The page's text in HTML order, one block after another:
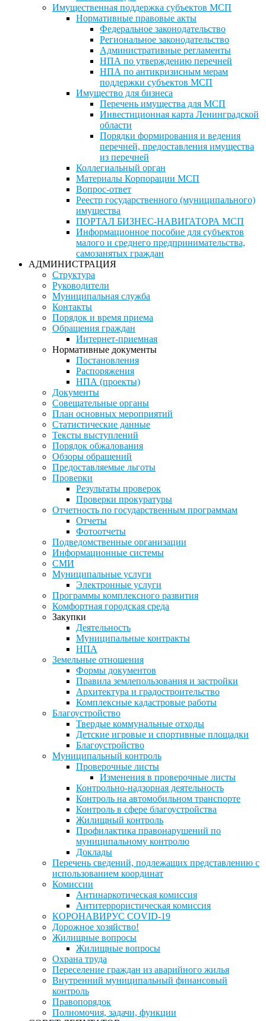
Имущественная поддержка субъектов МСП
Нормативные правовые акты
Федеральное законодательство
Региональное законодательство
Административные регламенты
НПА по утверждению перечней
НПА по антикризисным мерам
поддержки субъектов МСП
Имущество для бизнеса
Перечень имущества для МСП
Инвестиционная карта Ленинградской
области
Порядки формирования и ведения
перечней, предоставления имущества
из перечней
Коллегиальный орган
Материалы Корпорации МСП
Вопрос-ответ
Реестр государственного (муниципального)
имущества
ПОРТАЛ БИЗНЕС-НАВИГАТОРА МСП
Информационное пособие для субъектов
малого и среднего предпринимательства,
самозанятых граждан
АДМИНИСТРАЦИЯ
Структура
Руководители
Муниципальная служба
Контакты
Порядок и время приема
Обращения граждан
Интернет-приемная
Нормативные документы
Постановления
Распоряжения
НПА (проекты)
Документы
Совещательные органы
План основных мероприятий
Статистические данные
Тексты выступлений
Порядок обжалования
Обзоры обращений
Предоставляемые льготы
Проверки
Результаты проверок
Проверки прокуратуры
Отчетность по государственным программам
Отчеты
Фотоотчеты
Подведомственные организации
Информационные системы
СМИ
Муниципальные услуги
Электронные услуги
Программы комплексного развития
Комфортная городская среда
Закупки
Деятельность
Муниципальные контракты
НПА
Земельные отношения
Формы документов
Правила землепользования и застройки
Архитектура и градостроительство
Комплексные кадастровые работы
Благоустройство
Твердые коммунальные отходы
Детские игровые и спортивные площадки
Благоустройство
Муниципальный контроль
Проверочные листы
Изменения в проверочные листы
Контрольно-надзорная деятельность
Контроль на автомобильном транспорте
Контроль в сфере благоустройства
Жилищный контроль
Профилактика правонарушений по
муниципальному контролю
Доклады
Перечень сведений, подлежащих представлению с
использованием координат
Комиссии
Антинаркотическая комиссия
Антитеррористическая комиссия
КОРОНАВИРУС COVID-19
Дорожное хозяйство!
Жилищные вопросы
Жилищные вопросы
Охрана труда
Переселение граждан из аварийного жилья
Внутренний муниципальный финансовый
контроль
Правопорядок
Полномочия, задачи, функции